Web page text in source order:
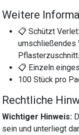
Weitere
📋 Schützt
umschließendes
Pflasterzuschnitt.
📋 Einzeln
100 Stück pro
Rechtliche
Wichtiger Hinweis:
sein und unterliegt